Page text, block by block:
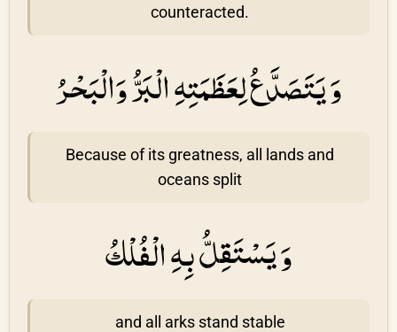
counteracted.
وَ يَتَصَدَّعُ لِعَظَمَتِهِ الْبَرُّ وَالْبَحْرُ
Because of its greatness, all lands and
oceans split
وَ يَسْتَقِلُّ بِهِ الْفُلْكُ
and all arks stand stable